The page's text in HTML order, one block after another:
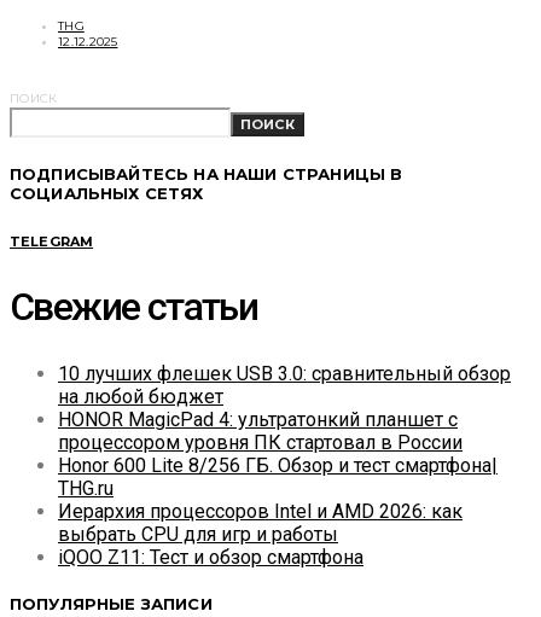
THG
12.12.2025
ПОИСК
ПОИСК
ПОДПИСЫВАЙТЕСЬ НА НАШИ СТРАНИЦЫ В
СОЦИАЛЬНЫХ СЕТЯХ
TELEGRAM
Свежие статьи
10 лучших флешек USB 3.0: сравнительный обзор
на любой бюджет
HONOR MagicPad 4: ультратонкий планшет с
процессором уровня ПК стартовал в России
Honor 600 Lite 8/256 ГБ. Обзор и тест смартфона|
THG.ru
Иерархия процессоров Intel и AMD 2026: как
выбрать CPU для игр и работы
iQOO Z11: Тест и обзор смартфона
ПОПУЛЯРНЫЕ ЗАПИСИ